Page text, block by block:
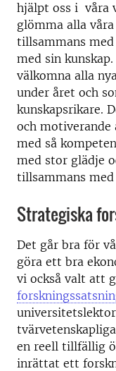
hjälpt oss i våra
glömma alla
tillsammans
med sin
välkomna alla
under året och
kunskapsrikare.
och motiverande
med så
med stor glädje
tillsammans med
Strategiska
Det går bra för
göra ett bra
vi också valt att
en reell tillfällig
inrättat ett